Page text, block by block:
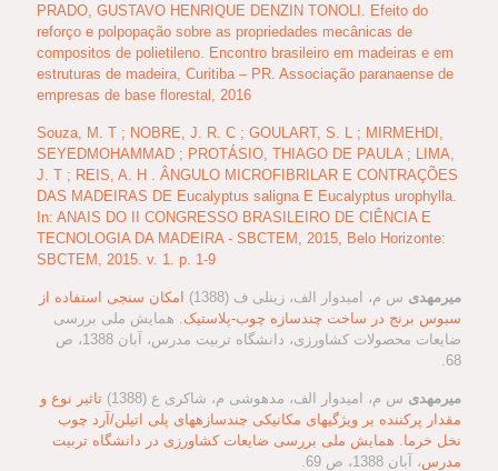
PRADO, GUSTAVO HENRIQUE DENZIN TONOLI. Efeito do
reforço e polpopação sobre as propriedades mecânicas de
compositos de polietileno. Encontro brasileiro em madeiras e em
estruturas de madeira, Curitiba – PR. Associação paranaense de
empresas de base florestal, 2016
Souza, M. T ; NOBRE, J. R. C ; GOULART, S. L ; MIRMEHDI,
SEYEDMOHAMMAD ; PROTÁSIO, THIAGO DE PAULA ; LIMA,
J. T ; REIS, A. H . ÂNGULO MICROFIBRILAR E CONTRAÇÕES
DAS MADEIRAS DE Eucalyptus saligna E Eucalyptus urophylla.
In: ANAIS DO II CONGRESSO BRASILEIRO DE CIÊNCIA E
TECNOLOGIA DA MADEIRA - SBCTEM, 2015, Belo Horizonte:
SBCTEM, 2015. v. 1. p. 1-9
میرمهدی س م، امیدوار الف، زینلی ف (1388)
امکان سنجی استفاده از
سبوس برنج در ساخت چندسازه چوب-پلاستیک. همایش ملی بررسی
ضایعات محصولات کشاورزی، دانشگاه تربیت مدرس، آبان 1388، ص
68.
میرمهدی س م، امیدوار الف، مدهوشی م، شاکری ع (1388)
تاثیر نوع و
مقدار پرکننده بر ویژگیهای مکانیکی چندسازههای پلی اتیلن/آرد چوب
نخل خرما. همایش ملی بررسی ضایعات کشاورزی در دانشگاه تربیت
مدرس، آبان 1388، ص 69.